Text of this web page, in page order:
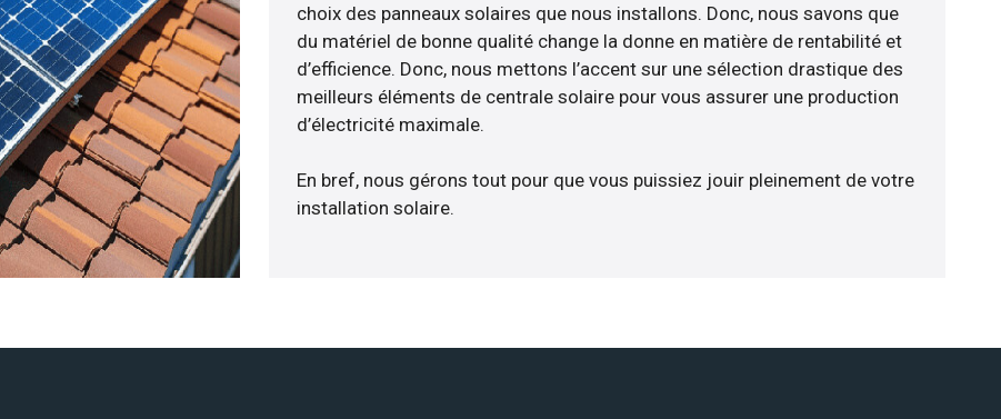
choix des panneaux solaires que nous installons. Donc, nous savons que
du matériel de bonne qualité change la donne en matière de rentabilité et
d’efficience. Donc, nous mettons l’accent sur une sélection drastique des
meilleurs éléments de centrale solaire pour vous assurer une production
d’électricité maximale.
En bref, nous gérons tout pour que vous puissiez jouir pleinement de votre
installation solaire.